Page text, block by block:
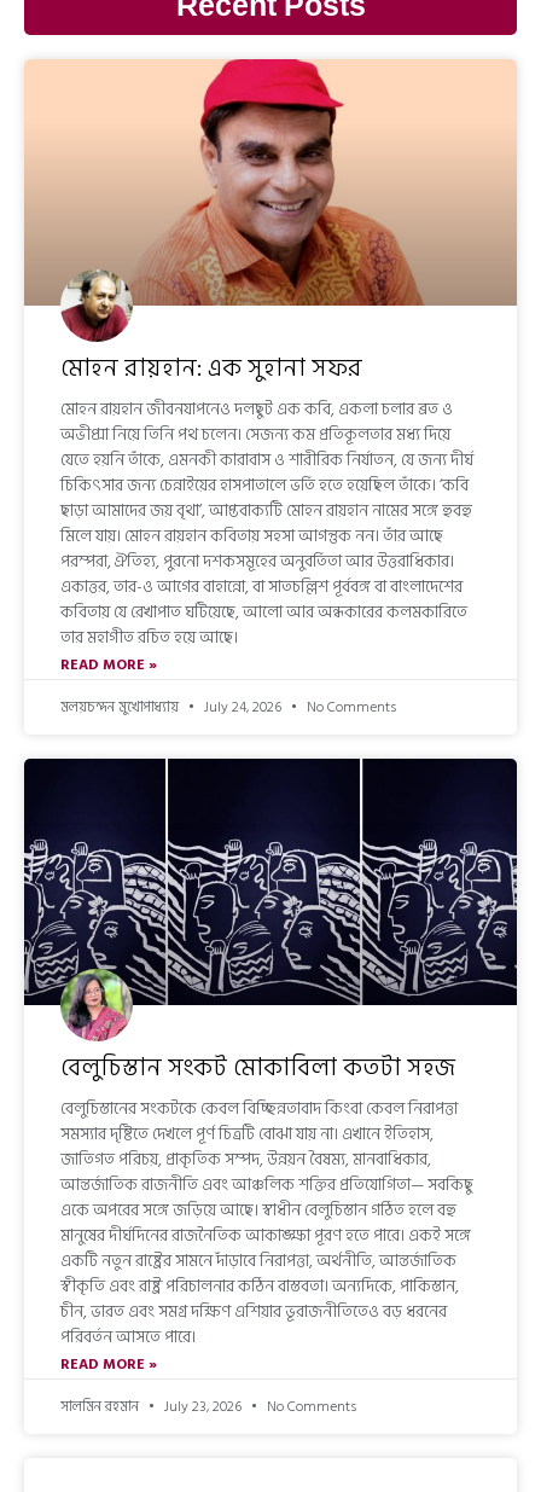
মোহন রায়হান: এক সুহানা সফর
মোহন রায়হান জীবনযাপনেও দলছুট এক কবি, একলা চলার ব্রত ও
অভীপ্সা নিয়ে তিনি পথ চলেন। সেজন্য কম প্রতিকূলতার মধ্য দিয়ে
যেতে হয়নি তাঁকে, এমনকী কারাবাস ও শারীরিক নির্যাতন, যে জন্য দীর্ঘ
চিকিৎসার জন্য চেন্নাইয়ের হাসপাতালে ভর্তি হতে হয়েছিল তাঁকে। ‘কবি
ছাড়া আমাদের জয় বৃথা’, আপ্তবাক্যটি মোহন রায়হান নামের সঙ্গে হুবহু
মিলে যায়। মোহন রায়হান কবিতায় সহসা আগন্তুক নন। তাঁর আছে
পরম্পরা, ঐতিহ্য, পুরনো দশকসমূহের অনুবর্তিতা আর উত্তরাধিকার।
একাত্তর, তার-ও আগের বাহান্নো, বা সাতচল্লিশ পূর্ববঙ্গ বা বাংলাদেশের
কবিতায় যে রেখাপাত ঘটিয়েছে, আলো আর অন্ধকারের কলমকারিতে
তার মহাগীত রচিত হয়ে আছে।
READ MORE »
মলয়চন্দন মুখোপাধ্যায়
July 24, 2026 No Comments
বেলুচিস্তান সংকট মোকাবিলা কতটা সহজ
বেলুচিস্তানের সংকটকে কেবল বিচ্ছিন্নতাবাদ কিংবা কেবল নিরাপত্তা
সমস্যার দৃষ্টিতে দেখলে পূর্ণ চিত্রটি বোঝা যায় না। এখানে ইতিহাস,
জাতিগত পরিচয়, প্রাকৃতিক সম্পদ, উন্নয়ন বৈষম্য, মানবাধিকার,
আন্তর্জাতিক রাজনীতি এবং আঞ্চলিক শক্তির প্রতিযোগিতা— সবকিছু
একে অপরের সঙ্গে জড়িয়ে আছে। স্বাধীন বেলুচিস্তান গঠিত হলে বহু
মানুষের দীর্ঘদিনের রাজনৈতিক আকাঙ্ক্ষা পূরণ হতে পারে। একই সঙ্গে
একটি নতুন রাষ্ট্রের সামনে দাঁড়াবে নিরাপত্তা, অর্থনীতি, আন্তর্জাতিক
স্বীকৃতি এবং রাষ্ট্র পরিচালনার কঠিন বাস্তবতা। অন্যদিকে, পাকিস্তান,
চীন, ভারত এবং সমগ্র দক্ষিণ এশিয়ার ভূরাজনীতিতেও বড় ধরনের
পরিবর্তন আসতে পারে।
READ MORE »
সালমিন রহমান
July 23, 2026 No Comments